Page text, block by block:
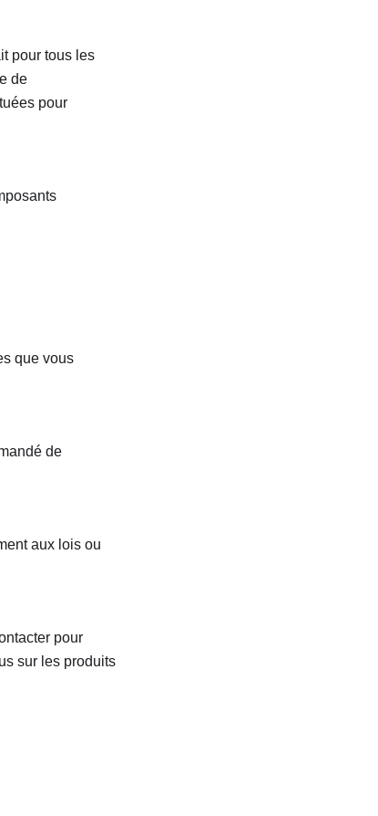
pour tous les
de
pour
que vous
de
aux lois ou
pour
sur les produits